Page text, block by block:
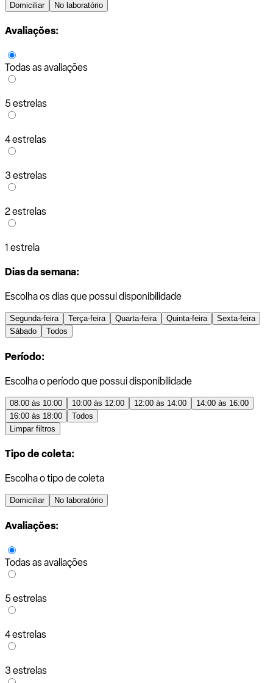
Domiciliar No laboratório
Avaliações:
Todas as avaliações
5 estrelas
4 estrelas
3 estrelas
2 estrelas
1 estrela
Dias da semana:
Escolha os dias que possui disponibilidade
Segunda-feira Terça-feira Quarta-feira Quinta-feira
Sexta-feira
Sábado
Todos
Período:
Escolha o período que possui disponibilidade
08:00 às 10:00 10:00 às 12:00 12:00 às 14:00
14:00 às 16:00
16:00 às 18:00
Todos
Limpar filtros
Tipo de coleta:
Escolha o tipo de coleta
Domiciliar No laboratório
Avaliações:
Todas as avaliações
5 estrelas
4 estrelas
3 estrelas